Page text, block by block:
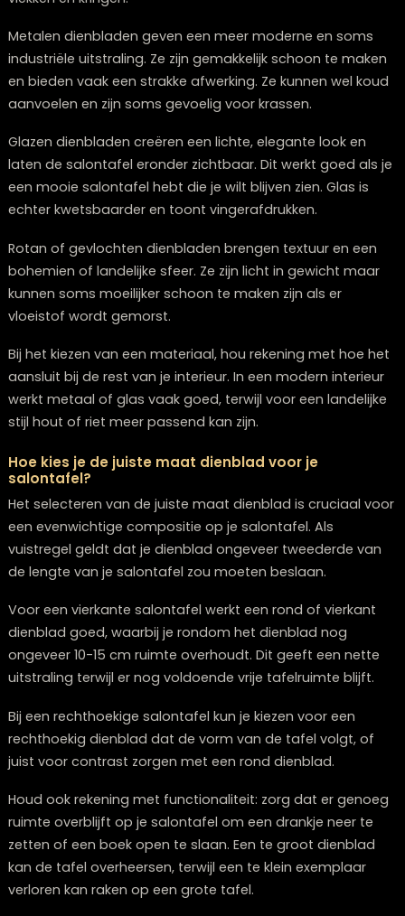
die variëren in hoogte, textuur en kleur. Een goed
dienblad combineert decoratieve items zoals
kleine vaasjes met bloemen en design boeken met
praktische voorwerpen die je dagelijks gebruikt. Door
seizoensgebonden elementen te werken en de juiste
balans te vinden tussen functionaliteit en esthetiek,
je een aantrekkelijk focuspunt in je woonkamer dat je
interieur naar een hoger niveau tilt. In 2025 is de trend
dienbladen te gebruiken als stijlvol middelpunt voor
woonaccessoires.
Wat zijn de basiselementen voor een perfect
gestyled dienblad?
Een perfect gestyled dienblad voor je salontafel
enkele essentiële elementen die samen een
stijlvol geheel vormen. De basis van een goed
compositie zit in de variatie, balans en het creëren
visuele interesse die bezoekers direct aanspreekt.
Allereerst is het belangrijk om te spelen met
hoogtes. Plaats bijvoorbeeld een hogere kaars naast
lager decoratief object. Dit creëert direct visuele
en voorkomt dat je dienblad er vlak uitziet.
Vervolgens moet je denken aan texturen. Combineer
gladde oppervlakken (zoals glas of keramiek) met
materialen (zoals hout of linnen). Deze contrasten
je compositie levendiger en nodigen uit om
worden.
Een centraal statement stuk is ook belangrijk – dit
decoratief object zijn dat direct de aandacht trekt.
Tot slot is variatie in vorm een sleutelelement. Meng
vierkante en organische vormen voor een dynamisch
resultaat.